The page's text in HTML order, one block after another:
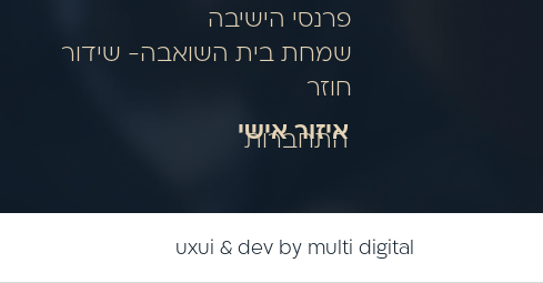
פרנסי הישיבה
שמחת בית השואבה- שידור
חוזר
איזור אישי
התחברות
uxui & dev by multi digital